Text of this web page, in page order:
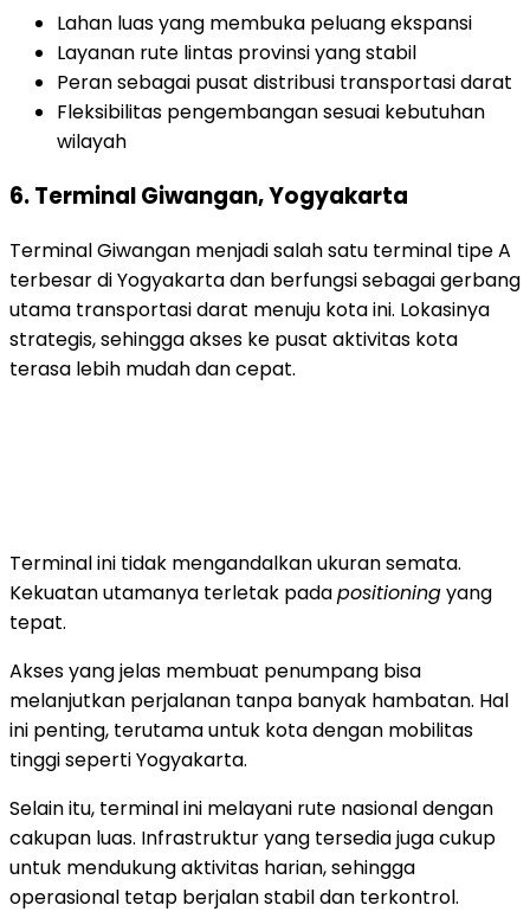
Lahan luas yang membuka peluang ekspansi
Layanan rute lintas provinsi yang stabil
Peran sebagai pusat distribusi transportasi darat
Fleksibilitas pengembangan sesuai kebutuhan
wilayah
6. Terminal Giwangan, Yogyakarta
Terminal Giwangan menjadi salah satu terminal tipe A
terbesar di Yogyakarta dan berfungsi sebagai gerbang
utama transportasi darat menuju kota ini. Lokasinya
strategis, sehingga akses ke pusat aktivitas kota
terasa lebih mudah dan cepat.
Terminal ini tidak mengandalkan ukuran semata.
Kekuatan utamanya terletak padapositioningyang
tepat.
Akses yang jelas membuat penumpang bisa
melanjutkan perjalanan tanpa banyak hambatan. Hal
ini penting, terutama untuk kota dengan mobilitas
tinggi seperti Yogyakarta.
Selain itu, terminal ini melayani rute nasional dengan
cakupan luas. Infrastruktur yang tersedia juga cukup
untuk mendukung aktivitas harian, sehingga
operasional tetap berjalan stabil dan terkontrol.